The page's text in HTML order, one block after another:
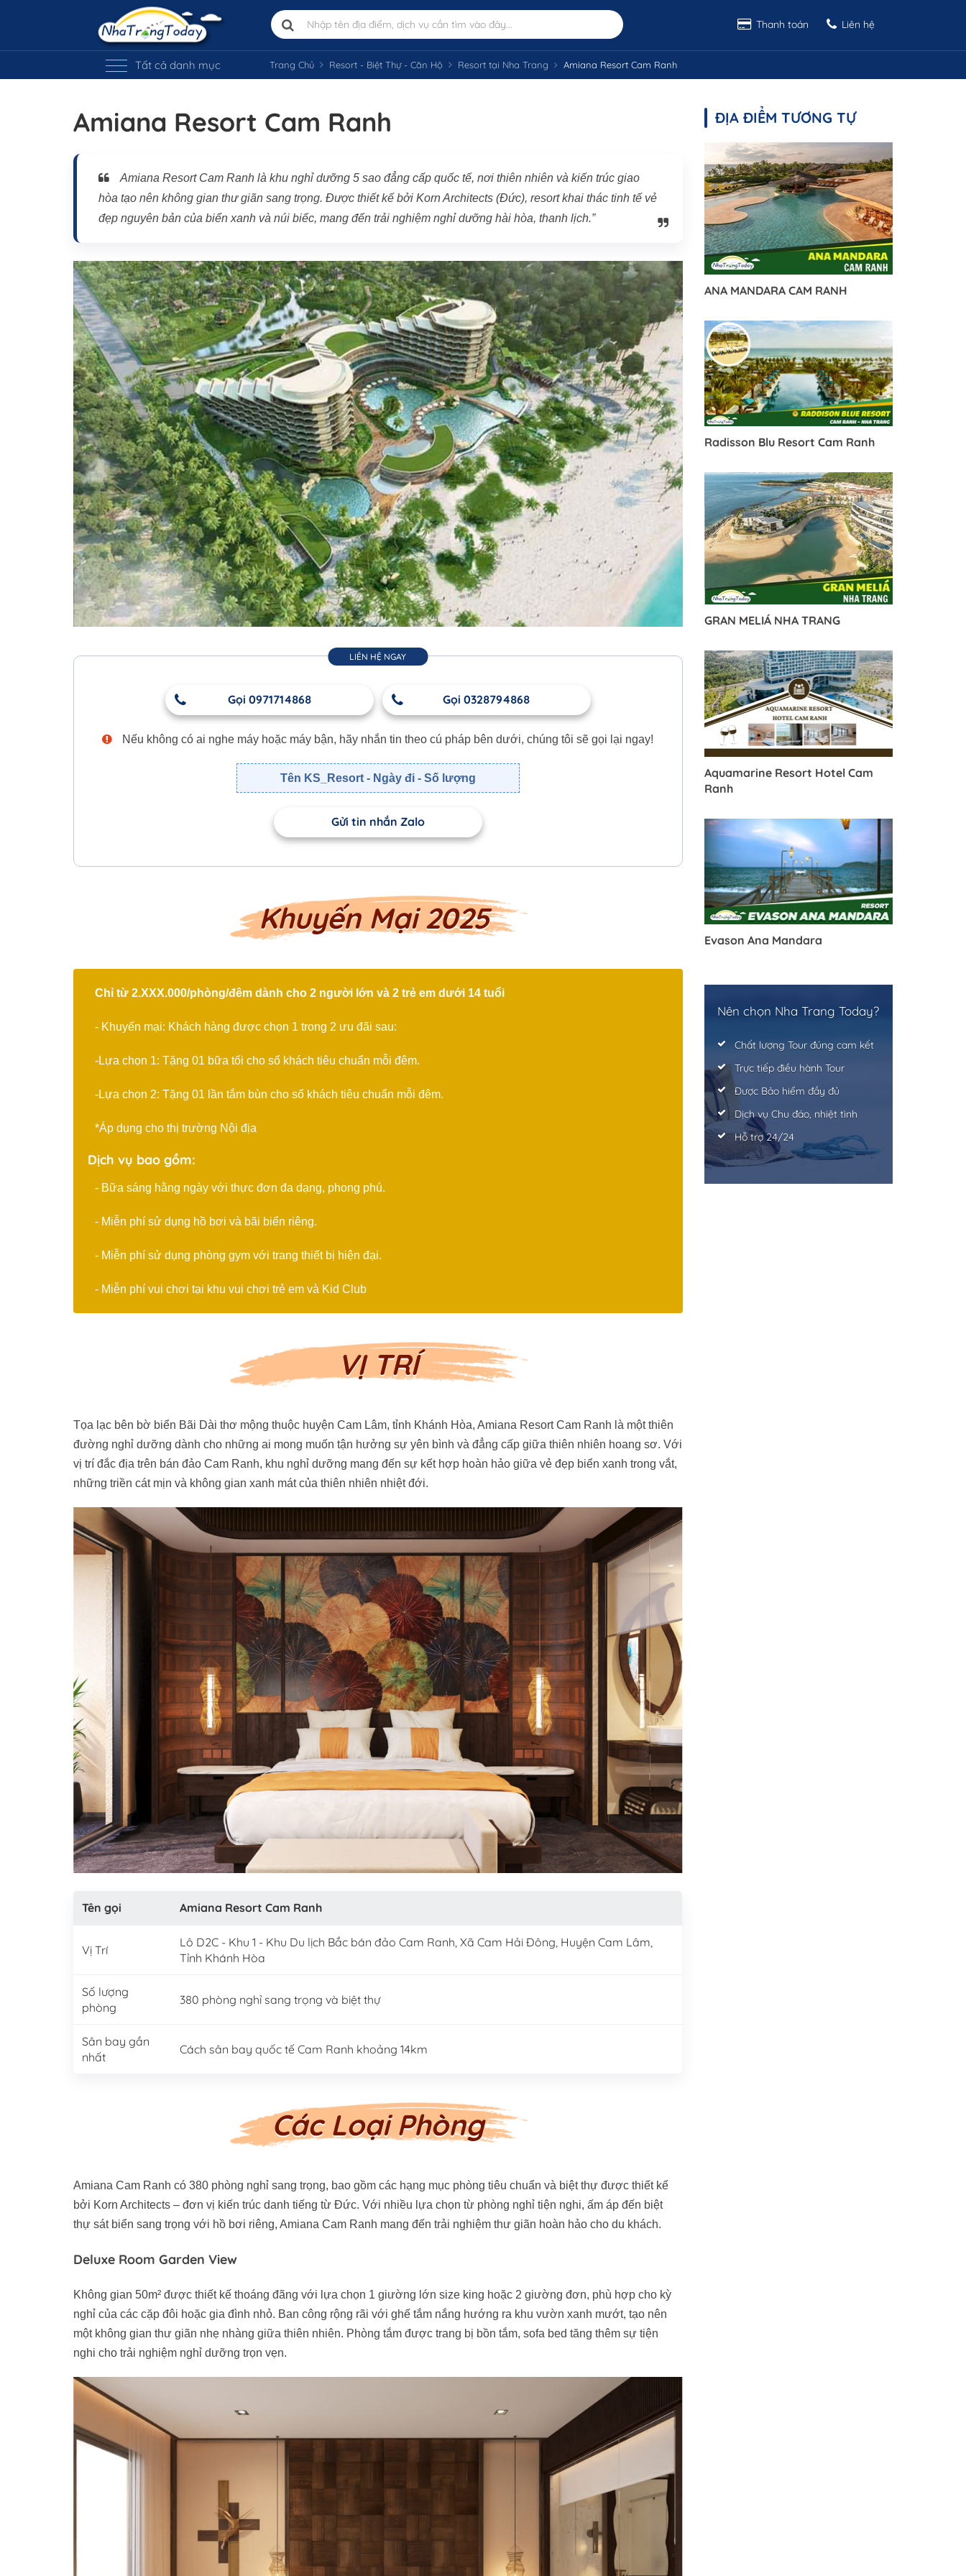
Thanh toán Liên hệ
Tất cả danh mục Trang Chủ Resort - Biệt Thự - Căn Hộ Resort tại Nha Trang Amiana Resort Cam Ranh
Amiana Resort Cam Ranh
Amiana Resort Cam Ranh là khu nghỉ dưỡng 5 sao đẳng cấp quốc tế, nơi thiên nhiên và kiến trúc giao
hòa tạo nên không gian thư giãn sang trọng. Được thiết kế bởi Korn Architects (Đức), resort khai thác tinh tế vẻ
đẹp nguyên bản của biển xanh và núi biếc, mang đến trải nghiệm nghỉ dưỡng hài hòa, thanh lịch.”
LIÊN HỆ NGAY
Gọi 0971714868 Gọi 0328794868
Nếu không có ai nghe máy hoặc máy bận, hãy nhắn tin theo cú pháp bên dưới, chúng tôi sẽ gọi lại ngay!
Tên KS_Resort - Ngày đi - Số lượng
Gửi tin nhắn Zalo
Khuyến Mại 2025
Chỉ từ 2.XXX.000/phòng/đêm dành cho 2 người lớn và 2 trẻ em dưới 14 tuổi
- Khuyến mại: Khách hàng được chọn 1 trong 2 ưu đãi sau:
-Lựa chọn 1: Tặng 01 bữa tối cho số khách tiêu chuẩn mỗi đêm.
-Lựa chọn 2: Tặng 01 lần tắm bùn cho số khách tiêu chuẩn mỗi đêm.
*Áp dụng cho thị trường Nội địa
Dịch vụ bao gồm:
- Bữa sáng hằng ngày với thực đơn đa dạng, phong phú.
- Miễn phí sử dụng hồ bơi và bãi biển riêng.
- Miễn phí sử dụng phòng gym với trang thiết bị hiện đại.
- Miễn phí vui chơi tại khu vui chơi trẻ em và Kid Club
VỊ TRÍ
Tọa lạc bên bờ biển Bãi Dài thơ mộng thuộc huyện Cam Lâm, tỉnh Khánh Hòa, Amiana Resort Cam Ranh là một thiên
đường nghỉ dưỡng dành cho những ai mong muốn tận hưởng sự yên bình và đẳng cấp giữa thiên nhiên hoang sơ. Với
vị trí đắc địa trên bán đảo Cam Ranh, khu nghỉ dưỡng mang đến sự kết hợp hoàn hảo giữa vẻ đẹp biển xanh trong vắt,
những triền cát mịn và không gian xanh mát của thiên nhiên nhiệt đới.
Tên gọi Amiana Resort Cam Ranh
Vị Trí
Lô D2C - Khu 1 - Khu Du lịch Bắc bán đảo Cam Ranh, Xã Cam Hải Đông, Huyện Cam Lâm,
Tỉnh Khánh Hòa
Số lượng
phòng
380 phòng nghỉ sang trọng và biệt thự
Sân bay gần
nhất
Cách sân bay quốc tế Cam Ranh khoảng 14km
Các Loại Phòng
Amiana Cam Ranh có 380 phòng nghỉ sang trọng, bao gồm các hạng mục phòng tiêu chuẩn và biệt thự được thiết kế
bởi Korn Architects – đơn vị kiến trúc danh tiếng từ Đức. Với nhiều lựa chọn từ phòng nghỉ tiện nghi, ấm áp đến biệt
thự sát biển sang trọng với hồ bơi riêng, Amiana Cam Ranh mang đến trải nghiệm thư giãn hoàn hảo cho du khách.
Deluxe Room Garden View
Không gian 50m² được thiết kế thoáng đãng với lựa chọn 1 giường lớn size king hoặc 2 giường đơn, phù hợp cho kỳ
nghỉ của các cặp đôi hoặc gia đình nhỏ. Ban công rộng rãi với ghế tắm nắng hướng ra khu vườn xanh mướt, tạo nên
một không gian thư giãn nhẹ nhàng giữa thiên nhiên. Phòng tắm được trang bị bồn tắm, sofa bed tăng thêm sự tiện
nghi cho trải nghiệm nghỉ dưỡng trọn vẹn.
Vị trí trên bản đồ
ĐỊA ĐIỂM TƯƠNG TỰ
ANA MANDARA CAM RANH
Radisson Blu Resort Cam Ranh
GRAN MELIÁ NHA TRANG
Aquamarine Resort Hotel Cam
Ranh
Evason Ana Mandara
Nên chọn Nha Trang Today?
Chất lượng Tour đúng cam kết
Trực tiếp điều hành Tour
Được Bảo hiểm đầy đủ
Dịch vụ Chu đáo, nhiệt tình
Hỗ trợ 24/24